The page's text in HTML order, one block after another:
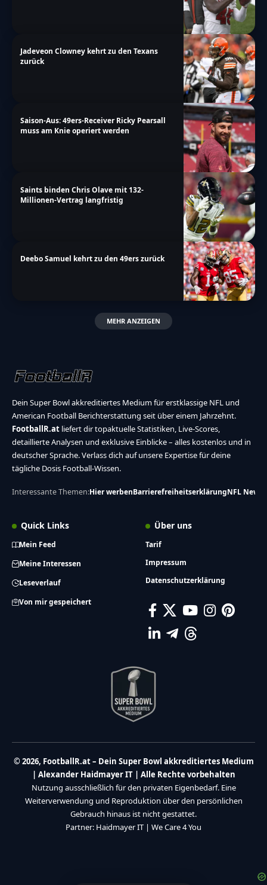
Jadeveon Clowney kehrt zu den Texans
zurück
Saison-Aus: 49ers-Receiver Ricky Pearsall
muss am Knie operiert werden
Saints binden Chris Olave mit 132-
Millionen-Vertrag langfristig
Deebo Samuel kehrt zu den 49ers zurück
MEHR ANZEIGEN
Dein Super Bowl akkreditiertes Medium für erstklassige NFL und
American Football Berichterstattung seit über einem Jahrzehnt.
FootballR.at liefert dir topaktuelle Statistiken, Live-Scores,
detaillierte Analysen und exklusive Einblicke – alles kostenlos und in
deutscher Sprache. Verlass dich auf unsere Expertise für deine
tägliche Dosis Football-Wissen.
Interessante Themen:Hier werbenBarrierefreiheitserklärungNFL News
Quick Links
Mein Feed
Meine Interessen
Leseverlauf
Von mir gespeichert
Über uns
Tarif
Impressum
Datenschutzerklärung
© 2026, FootballR.at – Dein Super Bowl akkreditiertes Medium
| Alexander Haidmayer IT | Alle Rechte vorbehalten
Nutzung ausschließlich für den privaten Eigenbedarf. Eine
Weiterverwendung und Reproduktion über den persönlichen
Gebrauch hinaus ist nicht gestattet.
Partner: Haidmayer IT | We Care 4 You